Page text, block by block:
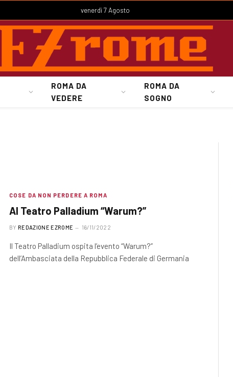
venerdì 7 Agosto
ROMA DA
VEDERE
ROMA DA
SOGNO
COSE DA NON PERDERE A ROMA
Al Teatro Palladium “Warum?”
BY REDAZIONE EZROME 16/11/2022
Il Teatro Palladium ospita l’evento “Warum?”
dell’Ambasciata della Repubblica Federale di Germania